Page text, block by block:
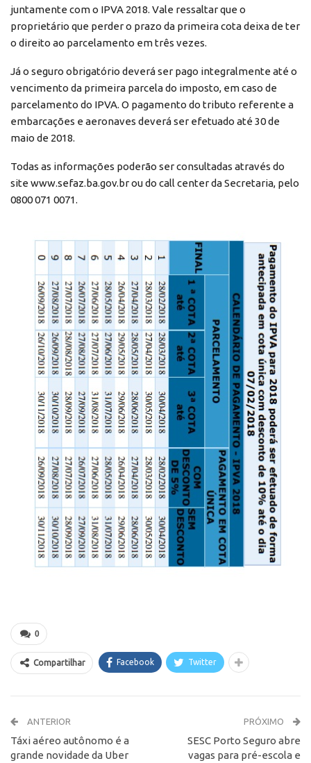
juntamente com o IPVA 2018. Vale ressaltar que o
proprietário que perder o prazo da primeira cota deixa de ter
o direito ao parcelamento em três vezes.
Já o seguro obrigatório deverá ser pago integralmente até o
vencimento da primeira parcela do imposto, em caso de
parcelamento do IPVA. O pagamento do tributo referente a
embarcações e aeronaves deverá ser efetuado até 30 de
maio de 2018.
Todas as informações poderão ser consultadas através do
site www.sefaz.ba.gov.br ou do call center da Secretaria, pelo
0800 071 0071.
0
Compartilhar Facebook Twitter
ANTERIOR
Táxi aéreo autônomo é a
grande novidade da Uber
PRÓXIMO
SESC Porto Seguro abre
vagas para pré-escola e